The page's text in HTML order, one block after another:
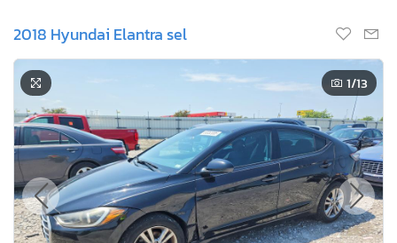
2018 Hyundai Elantra sel
1/13